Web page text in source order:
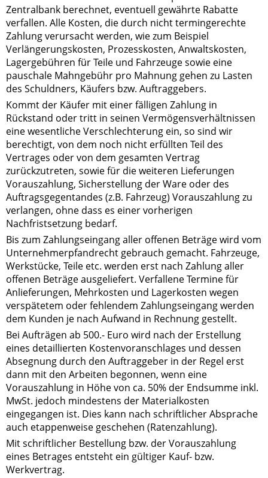
Zentralbank berechnet, eventuell gewährte Rabatte
verfallen. Alle Kosten, die durch nicht termingerechte
Zahlung verursacht werden, wie zum Beispiel
Verlängerungskosten, Prozesskosten, Anwaltskosten,
Lagergebühren für Teile und Fahrzeuge sowie eine
pauschale Mahngebühr pro Mahnung gehen zu Lasten
des Schuldners, Käufers bzw. Auftraggebers.
Kommt der Käufer mit einer fälligen Zahlung in
Rückstand oder tritt in seinen Vermögensverhältnissen
eine wesentliche Verschlechterung ein, so sind wir
berechtigt, von dem noch nicht erfüllten Teil des
Vertrages oder von dem gesamten Vertrag
zurückzutreten, sowie für die weiteren Lieferungen
Vorauszahlung, Sicherstellung der Ware oder des
Auftragsgegentandes (z.B. Fahrzeug) Vorauszahlung zu
verlangen, ohne dass es einer vorherigen
Nachfristsetzung bedarf.
Bis zum Zahlungseingang aller offenen Beträge wird vom
Unternehmerpfandrecht gebrauch gemacht. Fahrzeuge,
Werkstücke, Teile etc. werden erst nach Zahlung aller
offenen Beträge ausgeliefert. Verfallene Termine für
Anlieferungen, Mehrkosten und Lagerkosten wegen
verspätetem oder fehlendem Zahlungseingang werden
dem Kunden je nach Aufwand in Rechnung gestellt.
Bei Aufträgen ab 500.- Euro wird nach der Erstellung
eines detaillierten Kostenvoranschlages und dessen
Absegnung durch den Auftraggeber in der Regel erst
dann mit den Arbeiten begonnen, wenn eine
Vorauszahlung in Höhe von ca. 50% der Endsumme inkl.
MwSt. jedoch mindestens der Materialkosten
eingegangen ist. Dies kann nach schriftlicher Absprache
auch etappenweise geschehen (Ratenzahlung).
Mit schriftlicher Bestellung bzw. der Vorauszahlung
eines Betrages entsteht ein gültiger Kauf- bzw.
Werkvertrag.